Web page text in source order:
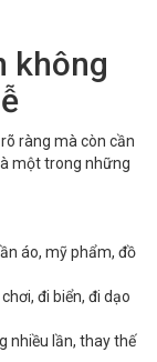
không
ràng mà còn cần
là một trong những
áo, mỹ phẩm, đồ
đi biển, đi dạo
nhiều lần, thay thế